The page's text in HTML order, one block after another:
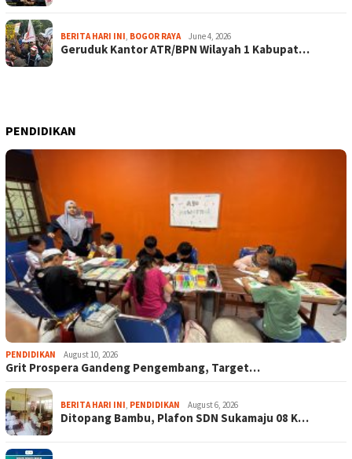
BERITA HARI INI, BOGOR RAYA June 4, 2026
Geruduk Kantor ATR/BPN Wilayah 1 Kabupat…
PENDIDIKAN
PENDIDIKAN August 10, 2026
Grit Prospera Gandeng Pengembang, Target…
BERITA HARI INI, PENDIDIKAN August 6, 2026
Ditopang Bambu, Plafon SDN Sukamaju 08 K…